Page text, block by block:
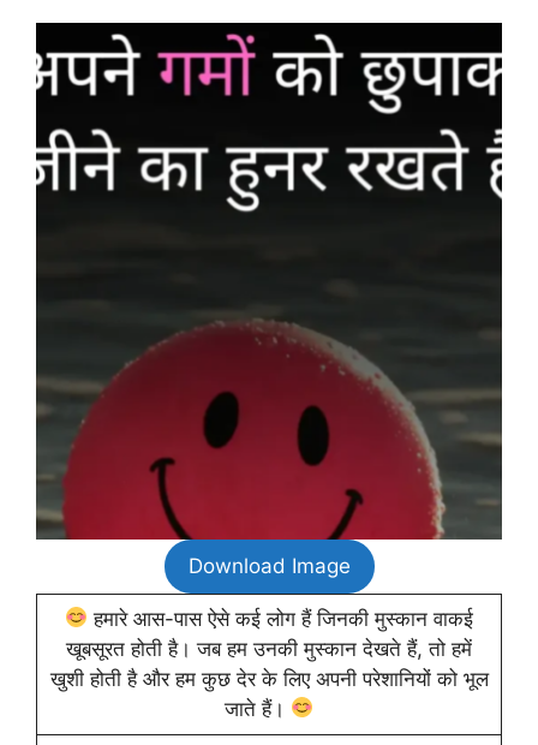
Download Image
हमारे आस-पास ऐसे कई लोग हैं जिनकी मुस्कान वाकई
खूबसूरत होती है। जब हम उनकी मुस्कान देखते हैं, तो हमें
खुशी होती है और हम कुछ देर के लिए अपनी परेशानियों को भूल
जाते हैं।